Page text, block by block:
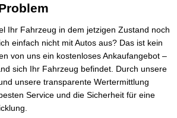
Ihr Fahrzeug in dem jetzigen Zustand noch
einfach nicht mit Autos aus? Das ist kein
von uns ein kostenloses Ankaufangebot –
sich Ihr Fahrzeug befindet. Durch unsere
unsere transparente Wertermittlung
Service und die Sicherheit für eine